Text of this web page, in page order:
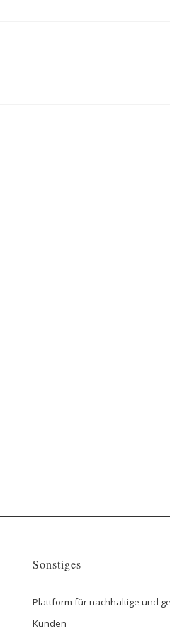
Sonstiges
Plattform für nachhaltige und
Kunden